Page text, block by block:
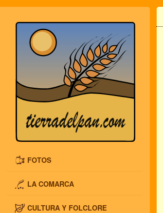
FOTOS
LA COMARCA
CULTURA Y FOLCLORE